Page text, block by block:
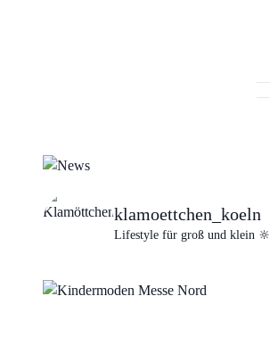
klamoettchen_koeln
Lifestyle für groß und klein 🔆